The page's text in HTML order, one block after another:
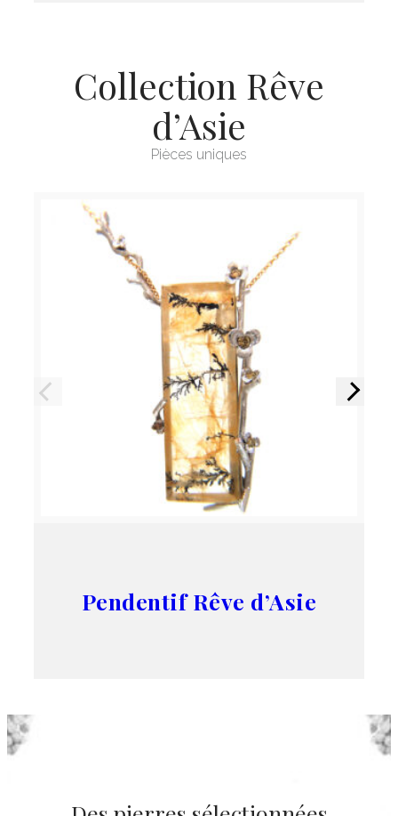
Collection Rêve
d’Asie
Pièces uniques
Précédent Suivant
Pendentif Rêve d’Asie